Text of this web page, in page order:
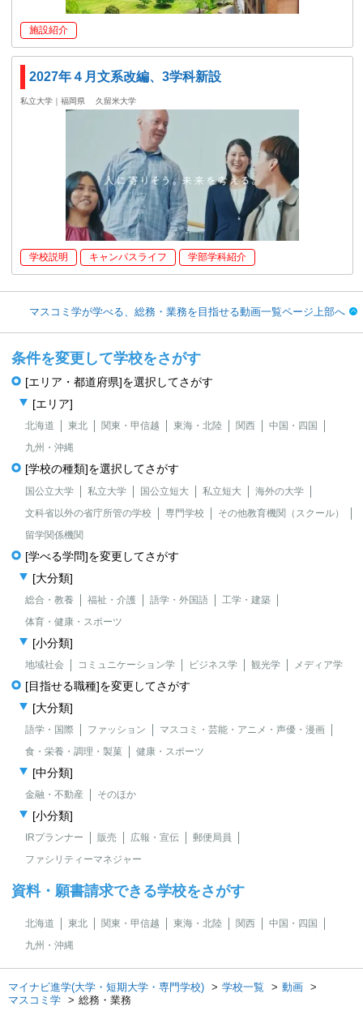
施設紹介
2027年４月文系改編、3学科新設
私立大学｜福岡県 久留米大学
学校説明 キャンパスライフ 学部学科紹介
マスコミ学が学べる、総務・業務を目指せる動画一覧ページ上部へ
条件を変更して学校をさがす
[エリア・都道府県]を選択してさがす
[エリア]
北海道 東北 関東・甲信越 東海・北陸 関西
中国・四国
九州・沖縄
[学校の種類]を選択してさがす
国公立大学 私立大学 国公立短大 私立短大
海外の大学
文科省以外の省庁所管の学校
専門学校
その他教育機関（スクール）
留学関係機関
[学べる学問]を変更してさがす
[大分類]
総合・教養 福祉・介護 語学・外国語
工学・建築
体育・健康・スポーツ
[小分類]
地域社会 コミュニケーション学 ビジネス学 観光学 メディア学
[目指せる職種]を変更してさがす
[大分類]
語学・国際 ファッション
マスコミ・芸能・アニメ・声優・漫画
食・栄養・調理・製菓
健康・スポーツ
[中分類]
金融・不動産 そのほか
[小分類]
IRプランナー 販売 広報・宣伝
郵便局員
ファシリティーマネジャー
資料・願書請求できる学校をさがす
北海道 東北 関東・甲信越 東海・北陸 関西
中国・四国
九州・沖縄
マイナビ進学(大学・短期大学・専門学校) 学校一覧
動画
マスコミ学
総務・業務